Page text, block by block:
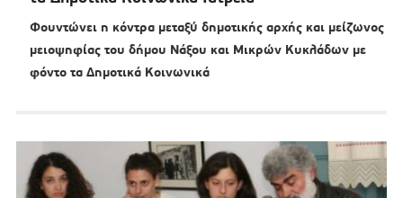
Φουντώνει η κόντρα μεταξύ δημοτικής αρχής και μείζωνος
μειοψηφίας του δήμου Νάξου και Μικρών Κυκλάδων με
φόντο τα Δημοτικά Κοινωνικά